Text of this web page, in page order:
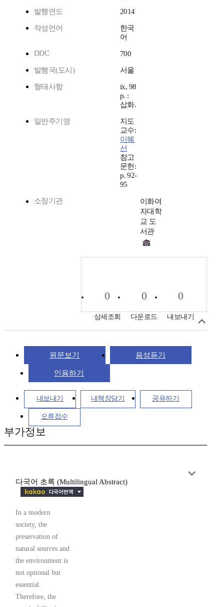
발행연도 2014
작성언어
한국
어
DDC
700
발행국(도시) 서울
형태사항
ix, 98
p. :
삽화.
일반주기명
지도
교수:
이혜
선
참고
문헌:
p. 92-
95
소장기관
이화여
자대학
교 도
서관
0
상세조회
0
다운로드
0
내보내기
원문보기 음성듣기
인용하기
내보내기 내책장담기 공유하기
오류접수
부가정보
다국어 초록 (Multilingual Abstract)
In a modern
society, the
preservation of
natural sources and
the environment is
not optional but
essential.
Therefore, the